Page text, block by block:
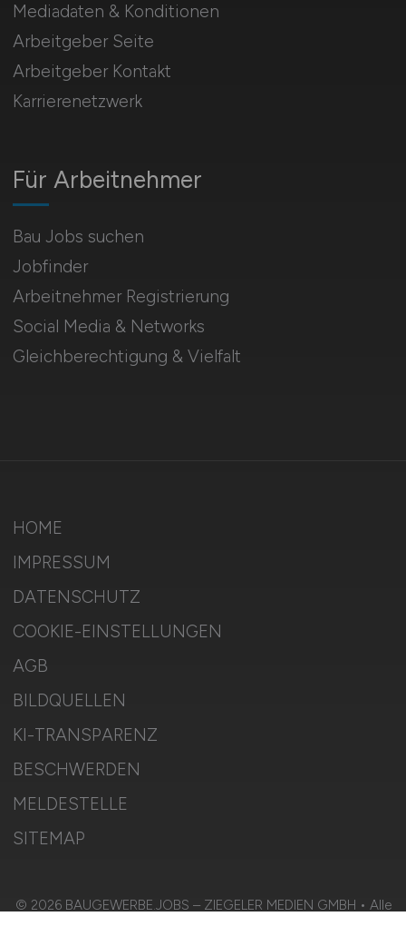
Für Arbeitnehmer
Bau Jobs suchen
Jobfinder
Arbeitnehmer Registrierung
Social Media & Networks
Gleichberechtigung & Vielfalt
Mediadaten & Konditionen
Arbeitgeber Seite
Arbeitgeber Kontakt
Karrierenetzwerk
HOME
IMPRESSUM
DATENSCHUTZ
COOKIE-EINSTELLUNGEN
AGB
BILDQUELLEN
KI-TRANSPARENZ
BESCHWERDEN
MELDESTELLE
SITEMAP
© 2026 BAUGEWERBE.JOBS – ZIEGELER MEDIEN GMBH • Alle